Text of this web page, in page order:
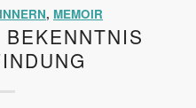
, MEMOIR